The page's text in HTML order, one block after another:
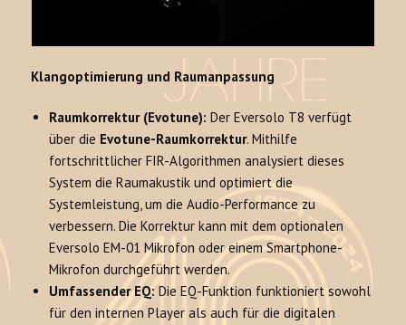
Klangoptimierung und Raumanpassung
Raumkorrektur (Evotune): Der Eversolo T8 verfügt
über die Evotune-Raumkorrektur. Mithilfe
fortschrittlicher FIR-Algorithmen analysiert dieses
System die Raumakustik und optimiert die
Systemleistung, um die Audio-Performance zu
verbessern. Die Korrektur kann mit dem optionalen
Eversolo EM-01 Mikrofon oder einem Smartphone-
Mikrofon durchgeführt werden.
Umfassender EQ: Die EQ-Funktion funktioniert sowohl
für den internen Player als auch für die digitalen